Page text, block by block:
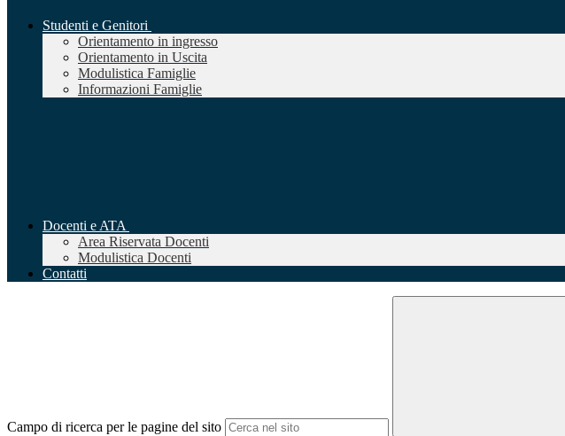
Studenti e Genitori
Orientamento in ingresso
Orientamento in Uscita
Modulistica Famiglie
Informazioni Famiglie
Docenti e ATA
Area Riservata Docenti
Modulistica Docenti
Contatti
Campo di ricerca per le pagine del sito